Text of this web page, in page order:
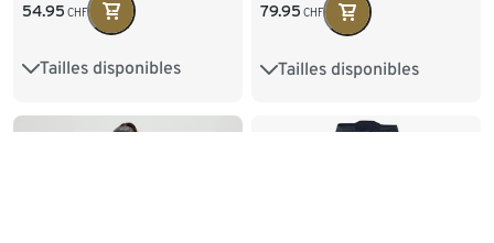
54.95 CHF
Tailles disponibles
34 36 38 40
42 44 46 48
79.95 CHF
Tailles disponibles
36 38 40 42
48